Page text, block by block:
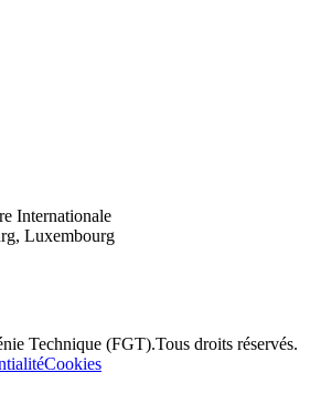
Internationale
Luxembourg
Technique (FGT).Tous droits réservés.
Cookies